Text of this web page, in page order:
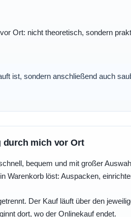
Ort: nicht theoretisch, sondern
ist, sondern anschließend auch
durch mich vor Ort
bequem und mit großer
Warenkorb löst: Auspacken,
Der Kauf läuft über den
dort, wo der Onlinekauf endet.